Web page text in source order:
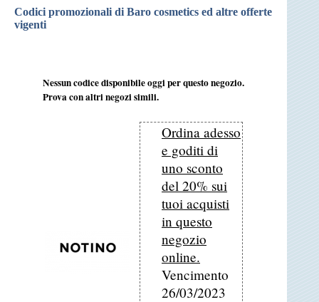
Codici promozionali di Baro cosmetics ed altre offerte
vigenti
Nessun codice disponibile oggi per questo negozio.
Prova con altri negozi simili.
Ordina adesso
e goditi di
uno sconto
del 20% sui
tuoi acquisti
in questo
negozio
online.
Vencimento
26/03/2023